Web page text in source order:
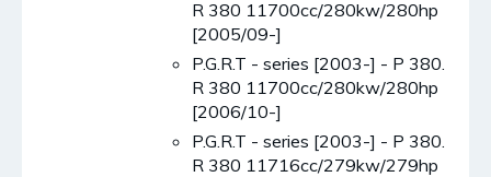
R 380 11700cc/280kw/280hp
[2005/09-]
P.G.R.T - series [2003-] - P 380.
R 380 11700cc/280kw/280hp
[2006/10-]
P.G.R.T - series [2003-] - P 380.
R 380 11716cc/279kw/279hp